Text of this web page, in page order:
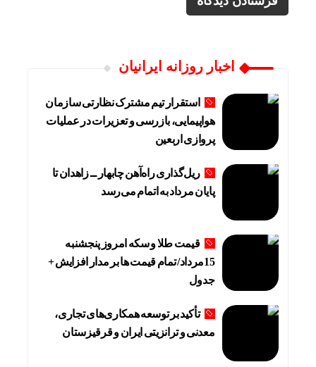
اخبار روزانه ایرانیان
استقرار تیم مشترک نظارتی سازمان
هواپیمایی، بازرسی و تعزیرات در عملیات
پروازی اربعین
ریل‌گذاری راه‌آهن چابهار ــ زاهدان تا
پایان مرداد به اتمام می‌رسد
قیمت طلا و سکه امروز پنجشنبه
15مرداد/ تمام قیمت ها بر مدار افزایش +
جدول
تأکید بر توسعه همکاری‌های تجاری،
معدنی و ترانزیتی ایران و قرقیزستان